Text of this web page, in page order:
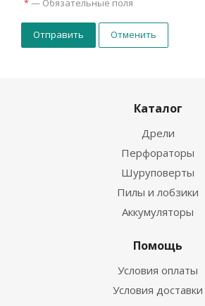
* — Обязательные поля
Отменить
Каталог
Дрели
Перфораторы
Шуруповерты
Пилы и лобзики
Аккумуляторы
Помощь
Условия оплаты
Условия доставки